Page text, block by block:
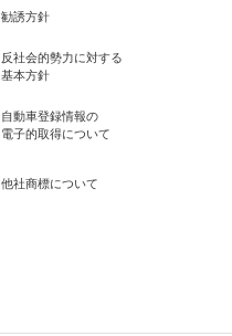
勧誘方針
反社会的勢力に対する
基本方針
自動車登録情報の
電子的取得について
他社商標について